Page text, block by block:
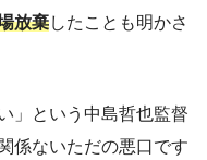
放棄したことも明かさ
」という中島哲也監督
係ないただの悪口です